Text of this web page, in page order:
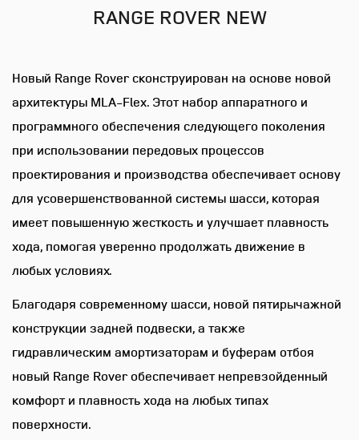
Пакет сидений 8 задний ряд -
индивидуальные сиденья
подогрев и вентиляция
передних и задних сидений
Пакет сидений 5 задний ряд
Пакет сидений 27 -
Электрическая регулировка
настройкам (массаж с
эффектом "горячих камней Hot
задний ряд – индивидуальные
сиденья представительского
класса Comfort Plus
зеркалами
Электрическая шторка
Коврики с глубоким ворсом
RANGE ROVER NEW
Новый Range Rover сконструирован на основе новой
архитектуры MLA-Flex. Этот набор аппаратного и
программного обеспечения следующего поколения
при использовании передовых процессов
проектирования и производства обеспечивает основу
для усовершенствованной системы шасси, которая
имеет повышенную жесткость и улучшает плавность
хода, помогая уверенно продолжать движение в
любых условиях.
Благодаря современному шасси, новой пятирычажной
конструкции задней подвески, а также
гидравлическим амортизаторам и буферам отбоя
новый Range Rover обеспечивает непревзойденный
комфорт и плавность хода на любых типах
поверхности.